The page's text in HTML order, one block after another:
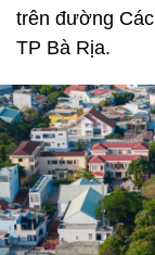
trên đường
TP Bà Rịa.